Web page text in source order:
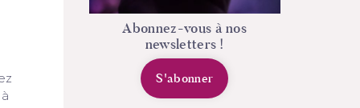
Abonnez-vous à nos
newsletters !
S'abonner